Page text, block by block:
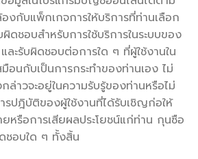
งกับแพ็กเกจการให้บริการที่ท่านเลือก
ดชอบสำหรับการใช้บริการในระบบของ
และรับผิดชอบต่อการใด ๆ ที่ผู้ใช้งานใน
มือนกับเป็นการกระทำของท่านเอง ไม่
ล่าวจะอยู่ในความรับรู้ของท่านหรือไม่
รปฎิบัติของผู้ใช้งานที่ได้รับเชิญก่อให้
หรือการเสียผลประโยชน์แก่ท่าน กุนซือ
ชอบใด ๆ ทั้งสิ้น